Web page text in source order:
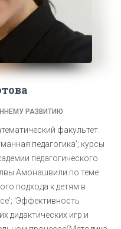
РАЗВИТИЮ
факультет.
педагогика'; курсы
педагогического
Амонашвили по теме
подхода к детям в
'Эффективность
дидактических игр и